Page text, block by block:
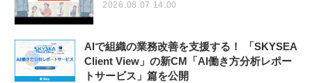
2026.08.07 14:00
AIで組織の業務改善を支援する！ 「SKYSEA
Client View」の新CM「AI働き方分析レポー
トサービス」篇を公開